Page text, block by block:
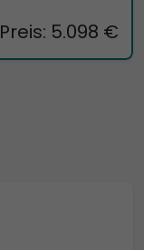
Preis: 5.098 €